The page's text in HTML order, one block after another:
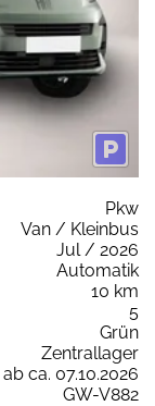
Pkw
Van / Kleinbus
Jul / 2026
Automatik
10 km
5
Grün
Zentrallager
ab ca. 07.10.2026
GW-V882